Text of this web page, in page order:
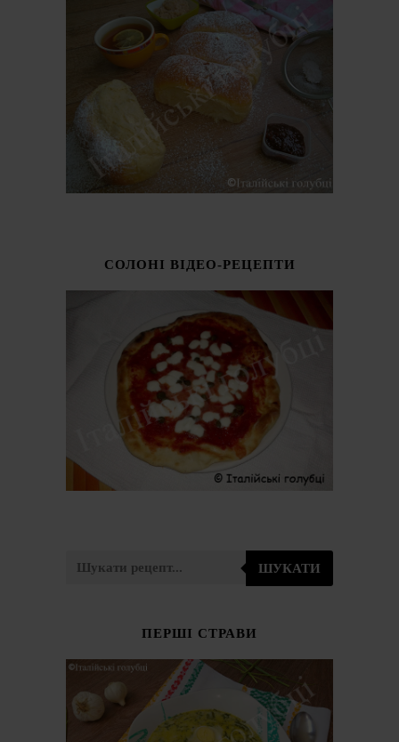
СОЛОНІ ВІДЕО-РЕЦЕПТИ
ШУКАТИ
ПЕРШІ СТРАВИ